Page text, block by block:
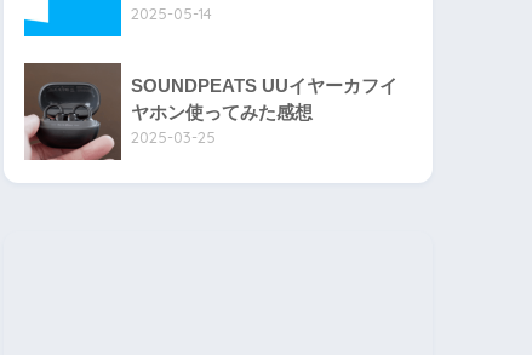
2025-05-14
SOUNDPEATS UUイヤーカフイ
ヤホン使ってみた感想
2025-03-25